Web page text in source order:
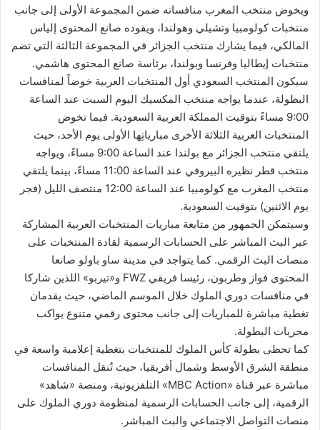
ويخوض منتخب المغرب منافساته ضمن المجموعة الأولى إلى جانب
منتخبات كولومبيا وتشيلي وهولندا، ويقوده صانع المحتوى إلياس
المالكي، فيما يشارك منتخب الجزائر في المجموعة الثالثة التي تضم
منتخبات إيطاليا وفرنسا وبولندا، برئاسة صانع المحتوى هاشمي.
سيكون المنتخب السعودي أول المنتخبات العربية خوضاً لمنافسات
البطولة، عندما يواجه منتخب المكسيك اليوم السبت عند الساعة
9:00 مساءً بتوقيت المملكة العربية السعودية. فيما تخوض
المنتخبات العربية الثلاثة الأخرى مبارياتِها الأولى يوم الأحد، حيث
يلتقي منتخب الجزائر مع بولندا عند الساعة 9:00 مساءً، ويواجه
منتخب قطر نظيره البيروفي عند الساعة 11:00 مساءً، بينما يلتقي
منتخب المغرب مع كولومبيا عند الساعة 12:00 منتصف الليل (فجر
يوم الاثنين) بتوقيت السعودية.
وسيتمكن الجمهور من متابعة مباريات المنتخبات العربية المشاركة
عبر البث المباشر على الحسابات الرسمية لقادة المنتخبات على
منصات البث الرقمي. كما يتواجد في مدينة ساو باولو صانعا
المحتوى فواز وطربون، رئيسا فريقي FWZ و«تيربو» اللذين شاركا
في منافسات دوري الملوك خلال الموسم الماضي، حيث يقدمان
تغطية مباشرة للمباريات إلى جانب محتوى رقمي متنوع يواكب
مجريات البطولة.
كما تحظى بطولة كأس الملوك للمنتخبات بتغطية إعلامية واسعة في
منطقة الشرق الأوسط وشمال أفريقيا، حيث تُنقل المنافسات
مباشرة عبر قناة «MBC Action» التلفزيونية، ومنصة «شاهد»
الرقمية، إلى جانب الحسابات الرسمية لمنظومة دوري الملوك على
منصات التواصل الاجتماعي والبث المباشر.